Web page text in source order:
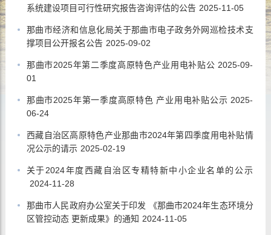
系统建设项目可行性研究报告咨询评估的公告 2025-11-05
那曲市经济和信息化局关于那曲市电子政务外网巡检技术支
撑项目公开报名公告 2025-09-02
那曲市2025年第二季度高原特色产业用电补贴公 2025-09-
01
那曲市2025年第一季度高原特色 产业用电补贴公示 2025-
06-24
西藏自治区高原特色产业那曲市2024年第四季度用电补贴情
况公示的请示 2025-02-19
关于2024年度西藏自治区专精特新中小企业名单的公示
2024-11-28
那曲市人民政府办公室关于印发 《那曲市2024年生态环境分
区管控动态 更新成果》的通知 2024-11-05